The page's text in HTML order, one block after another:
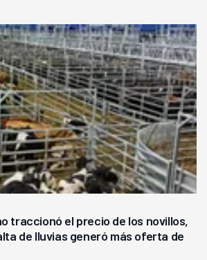
traccionó el precio de los novillos,
de lluvias generó más oferta de